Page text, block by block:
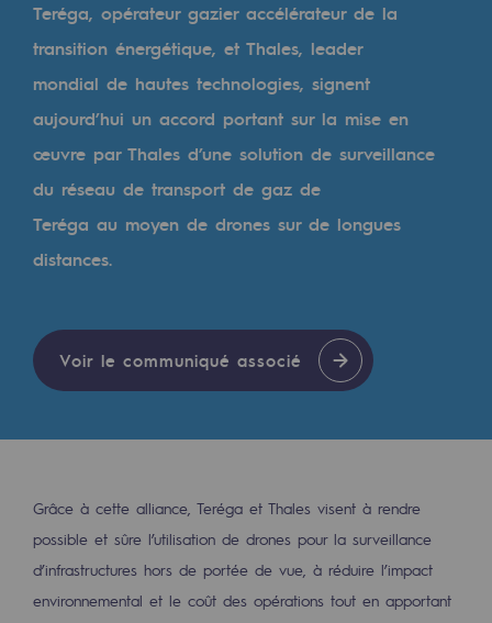
Où nous trouver
Les énergies d'avenir
Les énergies d'avenir
Notre vision
Gaz renouvelables et procédés durables
Gaz renouvelables et procédés
Pyrogazéification et gazéification
Méthanation
Concertations CH4, H2 et CO2
Espace pédagogique
Espace pédagogique
Teréga, opérateur gazier accélérateur de la
transition énergétique, et Thales, leader
mondial de hautes technologies, signent
aujourd’hui un accord portant sur la mise en
œuvre par Thales d’une solution de surveillance
du réseau de transport de gaz de
Teréga au moyen de drones sur de longues
distances.
Voir le communiqué associé
Grâce à cette alliance, Teréga et Thales visent à rendre
possible et sûre l’utilisation de drones pour la surveillance
d’infrastructures hors de portée de vue, à réduire l’impact
environnemental et le coût des opérations tout en apportant